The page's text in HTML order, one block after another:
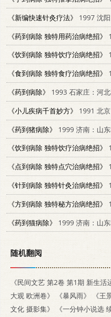
《新编快速针灸疗法》
1997 沈阳
《药到病除 独特用药治病绝招》
《饮到病除 独特饮疗治病绝招》
《食到病除 独特食疗治病绝招》
《药到病除》
1993 石家庄：河
《小儿疾病千首妙方》
1991 北
《药到猪病除》
1999 济南：山
《饮到病除 独特饮疗治病绝招》
《点到病除 独特点穴治病绝招》
《针到病除 独特针灸治病绝招》
《方到病除 独特秘方治病绝招》
《药到猫病除》
1999 济南：山
随机翻阅
《民间文艺 第2卷 第1期 新生活
大观 欧洲卷》
《暴风雨》 《王
文化 摄影集》
《一分钟小说选